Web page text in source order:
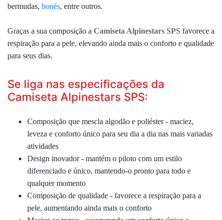
bermudas, bonés, entre outros.
Graças a sua composição a Camiseta Alpinestars SPS favorece a
respiração para a pele, elevando ainda mais o conforto e qualidade
para seus dias.
Se liga nas especificações da
Camiseta Alpinestars SPS:
Composição que mescla algodão e poliéster - maciez,
leveza e conforto único para seu dia a dia nas mais variadas
atividades
Design inovador - mantém o piloto com um estilo
diferenciado e único, mantendo-o pronto para todo e
qualquer momento
Composição de qualidade - favorece a respiração para a
pele, aumentando ainda mais o conforto